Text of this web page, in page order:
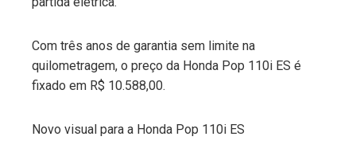
Com três anos de garantia sem limite na
quilometragem, o preço da Honda Pop 110i ES é
fixado em R$ 10.588,00.
Novo visual para a Honda Pop 110i ES